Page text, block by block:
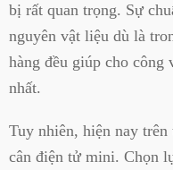
bị rất quan trọng. Sự
nguyên vật liệu dù là
hàng đều giúp cho
nhất.
Tuy nhiên, hiện nay
cân điện tử mini. Chọn